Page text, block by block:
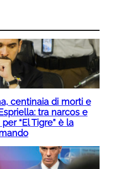
centinaia di morti e
tra narcos e
“El Tigre” è la